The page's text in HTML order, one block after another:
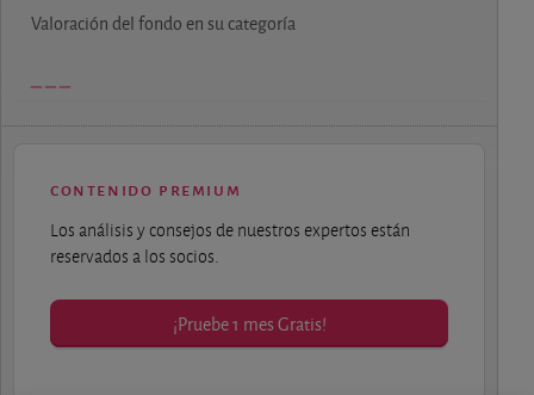
Valoración del fondo en su categoría
contenido premium
Los análisis y consejos de nuestros expertos están
reservados a los socios.
¡Pruebe 1 mes Gratis!